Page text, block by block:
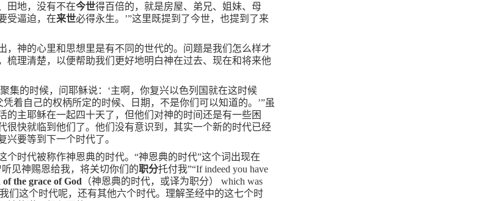
田地，没有不在今世得百倍的，就是房屋、弟兄、姐妹、母
受逼迫，在来世必得永生。’”这里既提到了今世，也提到了来
，神的心里和思想里是有不同的世代的。问题是我们怎么样才
梳理清楚，以便帮助我们更好地明白神在过去、现在和将来他
集的时候，问耶稣说：‘主啊，你复兴以色列国就在这时候
凭着自己的权柄所定的时候、日期，不是你们可以知道的。’”虽
的主耶稣在一起四十天了，但他们对神的时间还是有一些困
很快就临到他们了。他们没有意识到，其实一个新的时代已经
兴要等到下一个时代了。
个时代被称作神恩典的时代。“神恩典的时代”这个词出现在
见神赐恩给我，将关切你们的职分托付我”“If indeed you have
the grace of God （神恩典的时代，或译为职分）
which was
们这个时代呢，还有其他六个时代。理解圣经中的这七个时